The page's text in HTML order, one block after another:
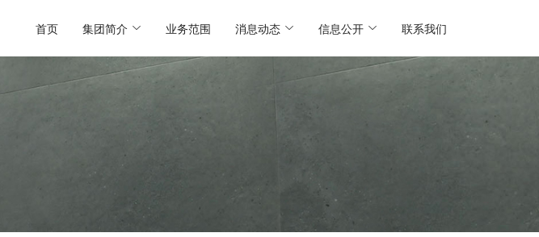
首页 集团简介 业务范围 消息动态 信息公开 联系我们